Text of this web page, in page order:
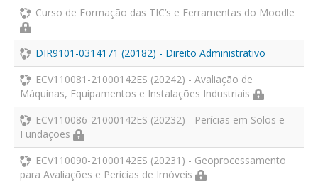
Curso de Formação das TIC’s e Ferramentas do Moodle
DIR9101-0314171 (20182) - Direito Administrativo
ECV110081-21000142ES (20242) - Avaliação de
Máquinas, Equipamentos e Instalações Industriais
ECV110086-21000142ES (20232) - Perícias em Solos e
Fundações
ECV110090-21000142ES (20231) - Geoprocessamento
para Avaliações e Perícias de Imóveis